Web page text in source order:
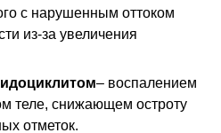
с нарушенным оттоком
из-за увеличения
– воспалением
теле, снижающем остроту
отметок.